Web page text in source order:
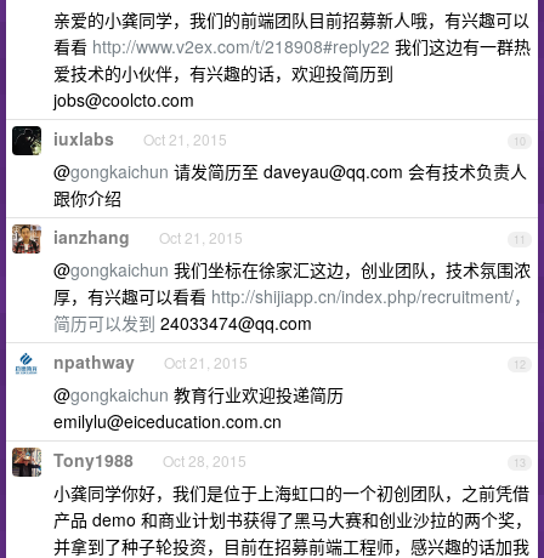
亲爱的小龚同学，我们的前端团队目前招募新人哦，有兴趣可以
看看 http://www.v2ex.com/t/218908#reply22 我们这边有一群热
爱技术的小伙伴，有兴趣的话，欢迎投简历到
jobs@coolcto.com
10
iuxlabs Oct 21, 2015
@gongkaichun 请发简历至 daveyau@qq.com 会有技术负责人
跟你介绍
11
ianzhang Oct 21, 2015
@gongkaichun 我们坐标在徐家汇这边，创业团队，技术氛围浓
厚，有兴趣可以看看 http://shijiapp.cn/index.php/recruitment/，
简历可以发到 24033474@qq.com
12
npathway Oct 21, 2015
@gongkaichun 教育行业欢迎投递简历
emilylu@eiceducation.com.cn
13
Tony1988 Oct 28, 2015
小龚同学你好，我们是位于上海虹口的一个初创团队，之前凭借
产品 demo 和商业计划书获得了黑马大赛和创业沙拉的两个奖，
并拿到了种子轮投资，目前在招募前端工程师，感兴趣的话加我